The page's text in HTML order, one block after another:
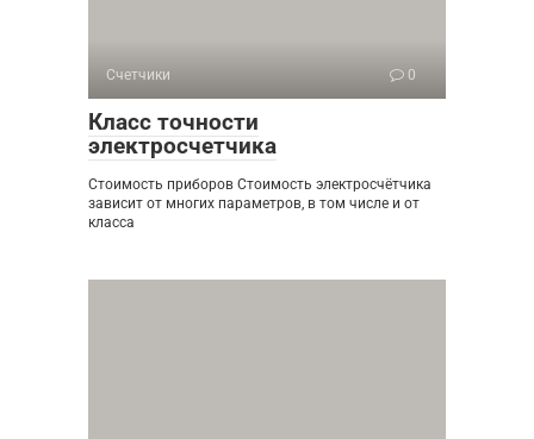
Счетчики 0
Класс точности
электросчетчика
Стоимость приборов Стоимость электросчётчика
зависит от многих параметров, в том числе и от
класса